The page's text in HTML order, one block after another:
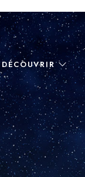
DÉCOUVRIR